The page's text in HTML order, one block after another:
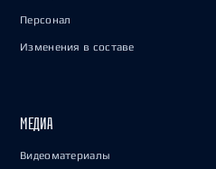
Персонал
Изменения в составе
МЕДИА
Видеоматериалы